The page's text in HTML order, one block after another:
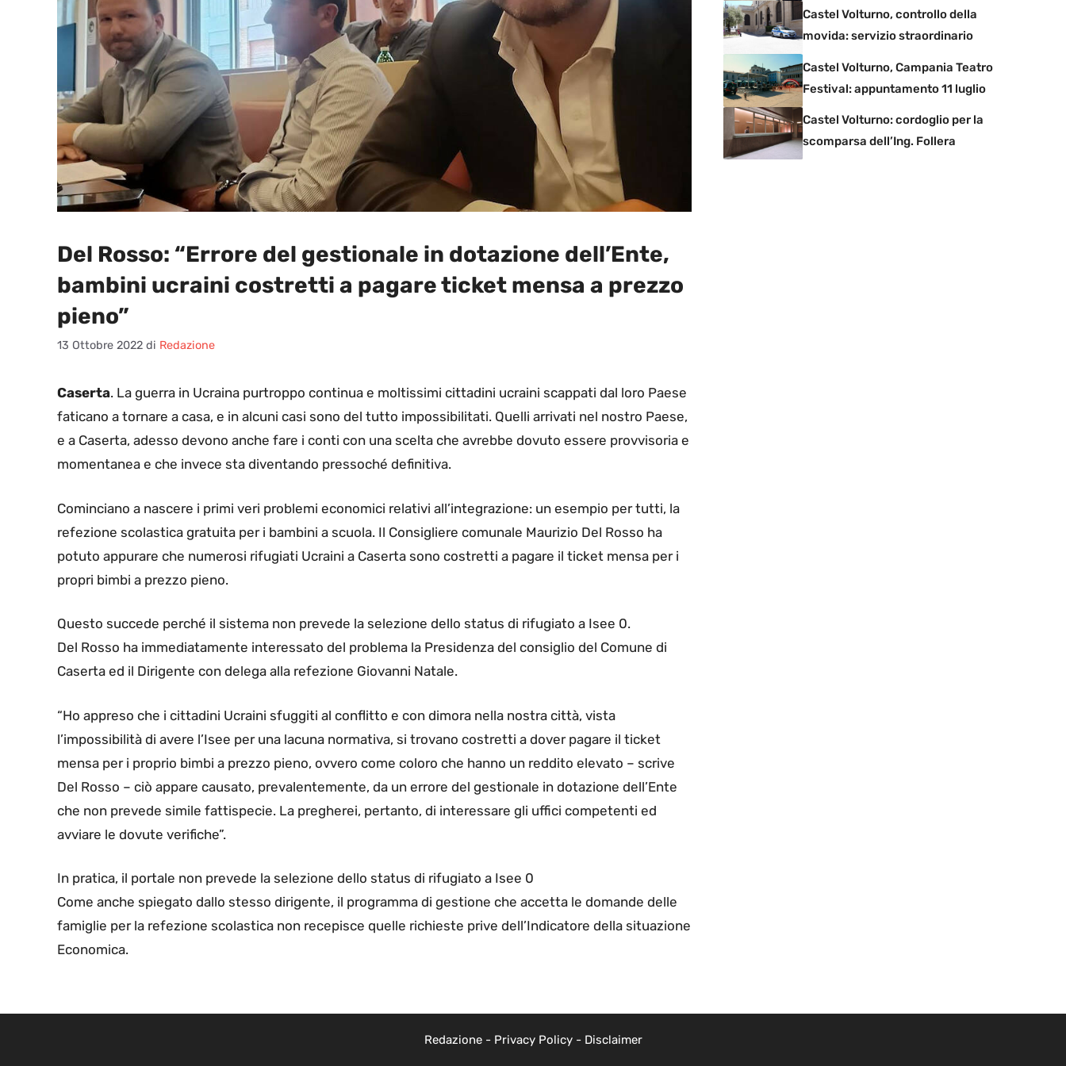
Del Rosso: “Errore del gestionale in dotazione dell’Ente,
bambini ucraini costretti a pagare ticket mensa a prezzo
pieno”
13 Ottobre 2022 di Redazione
Caserta. La guerra in Ucraina purtroppo continua e moltissimi cittadini ucraini scappati dal loro Paese
faticano a tornare a casa, e in alcuni casi sono del tutto impossibilitati. Quelli arrivati nel nostro Paese,
e a Caserta, adesso devono anche fare i conti con una scelta che avrebbe dovuto essere provvisoria e
momentanea e che invece sta diventando pressoché definitiva.
Cominciano a nascere i primi veri problemi economici relativi all’integrazione: un esempio per tutti, la
refezione scolastica gratuita per i bambini a scuola. Il Consigliere comunale Maurizio Del Rosso ha
potuto appurare che numerosi rifugiati Ucraini a Caserta sono costretti a pagare il ticket mensa per i
propri bimbi a prezzo pieno.
Questo succede perché il sistema non prevede la selezione dello status di rifugiato a Isee 0.
Del Rosso ha immediatamente interessato del problema la Presidenza del consiglio del Comune di
Caserta ed il Dirigente con delega alla refezione Giovanni Natale.
“Ho appreso che i cittadini Ucraini sfuggiti al conflitto e con dimora nella nostra città, vista
l’impossibilità di avere l’Isee per una lacuna normativa, si trovano costretti a dover pagare il ticket
mensa per i proprio bimbi a prezzo pieno, ovvero come coloro che hanno un reddito elevato – scrive
Del Rosso – ciò appare causato, prevalentemente, da un errore del gestionale in dotazione dell’Ente
che non prevede simile fattispecie. La pregherei, pertanto, di interessare gli uffici competenti ed
avviare le dovute verifiche”.
In pratica, il portale non prevede la selezione dello status di rifugiato a Isee 0
Come anche spiegato dallo stesso dirigente, il programma di gestione che accetta le domande delle
famiglie per la refezione scolastica non recepisce quelle richieste prive dell’Indicatore della situazione
Economica.
Castel Volturno, controllo della
movida: servizio straordinario
Castel Volturno, Campania Teatro
Festival: appuntamento 11 luglio
Castel Volturno: cordoglio per la
scomparsa dell’Ing. Follera
Redazione- Privacy Policy- Disclaimer